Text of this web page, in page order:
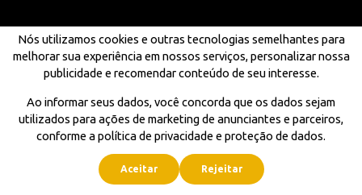
Nós utilizamos cookies e outras tecnologias semelhantes para
melhorar sua experiência em nossos serviços, personalizar nossa
publicidade e recomendar conteúdo de seu interesse.
Ao informar seus dados, você concorda que os dados sejam
utilizados para ações de marketing de anunciantes e parceiros,
conforme a política de privacidade e proteção de dados.
Aceitar Rejeitar